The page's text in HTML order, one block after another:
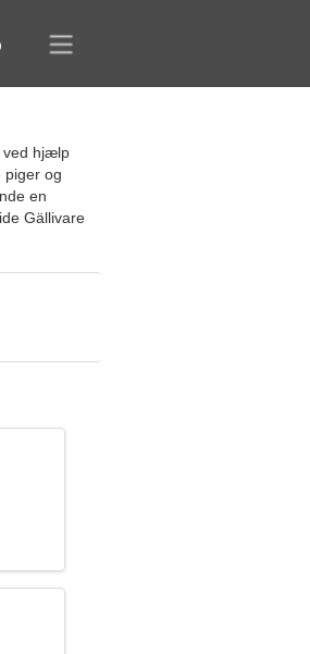
ved hjælp
piger og
en
Gällivare